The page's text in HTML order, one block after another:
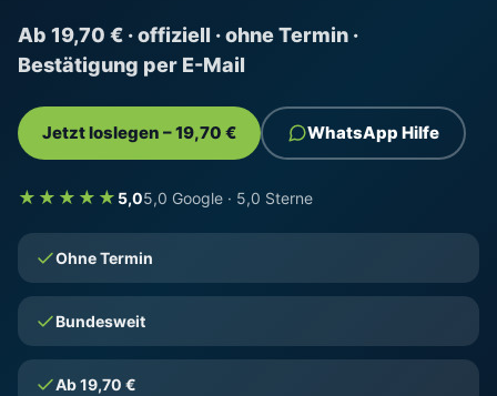
Ab 19,70 € · offiziell · ohne Termin ·
Bestätigung per E-Mail
Jetzt loslegen – 19,70 € WhatsApp Hilfe
★★★★★ 5,05,0 Google · 5,0 Sterne
Ohne Termin
Bundesweit
Ab 19,70 €